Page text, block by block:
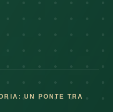
UN PONTE TRA